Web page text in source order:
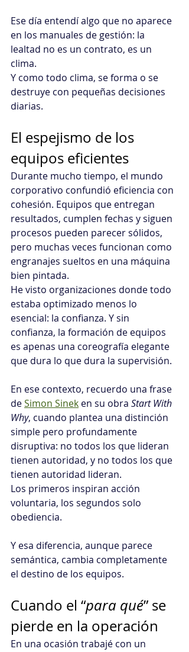
Ese día entendí algo que no aparece
en los manuales de gestión: la
lealtad no es un contrato, es un
clima.
Y como todo clima, se forma o se
destruye con pequeñas decisiones
diarias.
El espejismo de los
equipos eficientes
Durante mucho tiempo, el mundo
corporativo confundió eficiencia con
cohesión. Equipos que entregan
resultados, cumplen fechas y siguen
procesos pueden parecer sólidos,
pero muchas veces funcionan como
engranajes sueltos en una máquina
bien pintada.
He visto organizaciones donde todo
estaba optimizado menos lo
esencial: la confianza. Y sin
confianza, la formación de equipos
es apenas una coreografía elegante
que dura lo que dura la supervisión.
En ese contexto, recuerdo una frase
de Simon Sinek en su obra Start With
Why, cuando plantea una distinción
simple pero profundamente
disruptiva: no todos los que lideran
tienen autoridad, y no todos los que
tienen autoridad lideran.
Los primeros inspiran acción
voluntaria, los segundos solo
obediencia.
Y esa diferencia, aunque parece
semántica, cambia completamente
el destino de los equipos.
Cuando el “para qué” se
pierde en la operación
En una ocasión trabajé con un